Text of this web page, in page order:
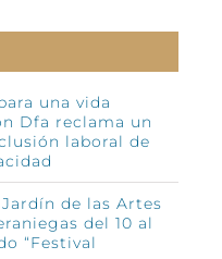
una vida
Dfa reclama un
laboral de
de las Artes
del 10 al
“Festival